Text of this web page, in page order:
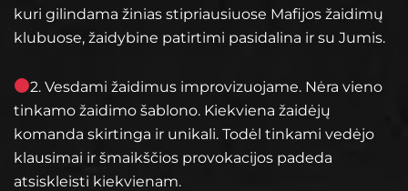
kuri gilindama žinias stipriausiuose Mafijos žaidimų
klubuose, žaidybine patirtimi pasidalina ir su Jumis.
2. Vesdami žaidimus improvizuojame. Nėra vieno
tinkamo žaidimo šablono. Kiekviena žaidėjų
komanda skirtinga ir unikali. Todėl tinkami vedėjo
klausimai ir šmaikščios provokacijos padeda
atsiskleisti kiekvienam.